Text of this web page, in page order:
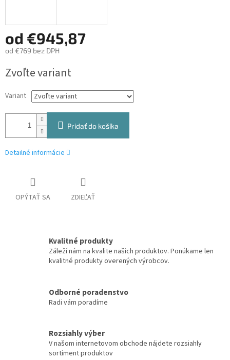
od €945,87
od €769 bez DPH
cena:
Zvoľte variant
Variant
Pridať do košíka
Detailné informácie
OPÝTAŤ SA ZDIEĽAŤ
Kvalitné produkty
Záleží nám na kvalite našich produktov. Ponúkame len
kvalitné produkty overených výrobcov.
Odborné poradenstvo
Radi vám poradíme
Rozsiahly výber
V našom internetovom obchode nájdete rozsiahly
sortiment produktov